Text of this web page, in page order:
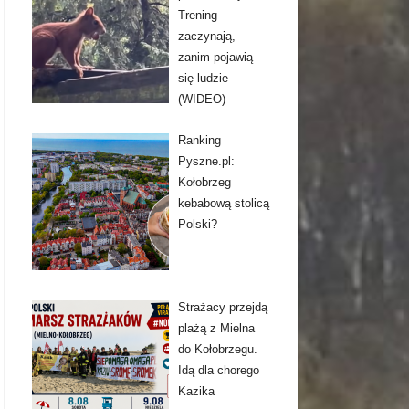
Trening
zaczynają,
zanim pojawią
się ludzie
(WIDEO)
Ranking
Pyszne.pl:
Kołobrzeg
kebabową stolicą
Polski?
Strażacy przejdą
plażą z Mielna
do Kołobrzegu.
Idą dla chorego
Kazika